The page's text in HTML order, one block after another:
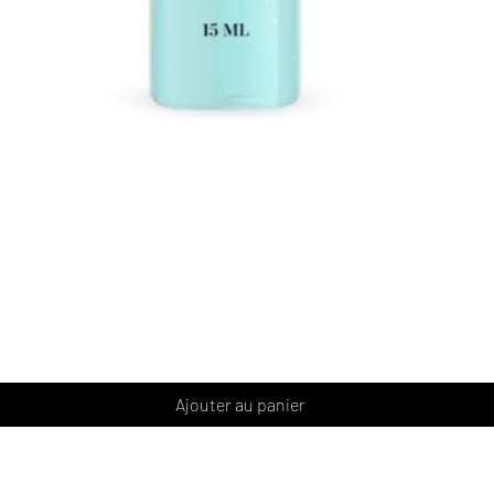
Ajouter au panier